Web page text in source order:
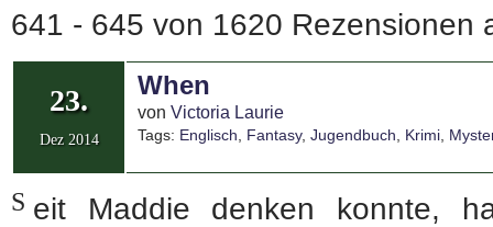
641 - 645 von 1620 Rezensionen
23.
Dez 2014
When
von Victoria Laurie
Tags: Englisch, Fantasy, Jugendbuch, Krimi,
S eit Maddie denken konnte,